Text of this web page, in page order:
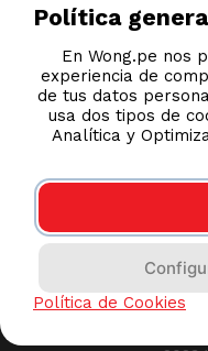
Política
En Wong.pe nos
experiencia de
de tus datos
usa dos tipos de
Analítica y
Política de Cookies